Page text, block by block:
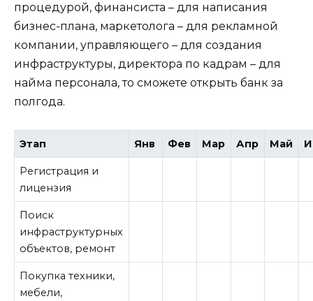
процедурой, финансиста – для написания
бизнес-плана, маркетолога – для рекламной
компании, управляющего – для создания
инфраструктуры, директора по кадрам – для
найма персонала, то сможете открыть банк за
полгода.
Этап Янв Фев Мар Апр Май
Регистрация и
лицензия
Поиск
инфраструктурных
объектов, ремонт
Покупка техники,
мебели,